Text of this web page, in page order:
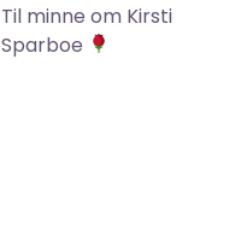
Til minne om Kirsti
Sparboe